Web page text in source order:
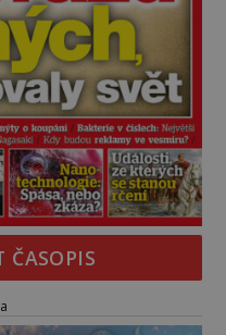
ČASOPIS